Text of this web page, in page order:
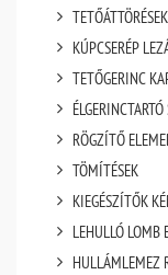
TETŐÁTTÖRÉSEK
KÚPCSERÉP
TETŐGERINC
ÉLGERINCTARTÓ
RÖGZÍTŐ
TÖMÍTÉSEK
KIEGÉSZÍTŐK
LEHULLÓ LOMB
HULLÁMLEMEZ